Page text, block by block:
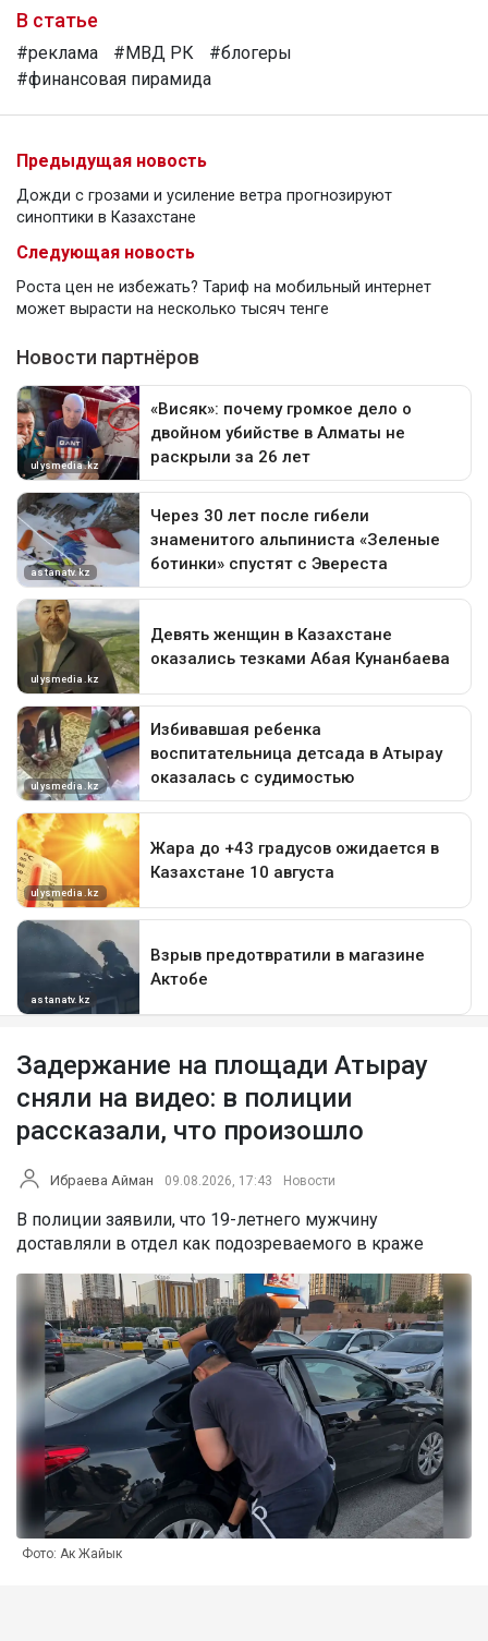
В статье
#реклама #МВД РК
#блогеры
#финансовая пирамида
Предыдущая новость
Дожди с грозами и усиление ветра прогнозируют
синоптики в Казахстане
Следующая новость
Роста цен не избежать? Тариф на мобильный интернет
может вырасти на несколько тысяч тенге
Задержание на площади Атырау
сняли на видео: в полиции
рассказали, что произошло
Ибраева Айман 09.08.2026, 17:43 Новости
В полиции заявили, что 19-летнего мужчину
доставляли в отдел как подозреваемого в краже
Фото: Ак Жайык